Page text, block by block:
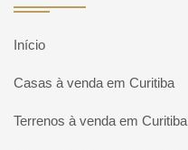
Início
Casas à venda em Curitiba
Terrenos à venda em Curitiba